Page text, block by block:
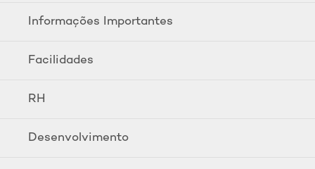
Informações Importantes
Facilidades
RH
Desenvolvimento